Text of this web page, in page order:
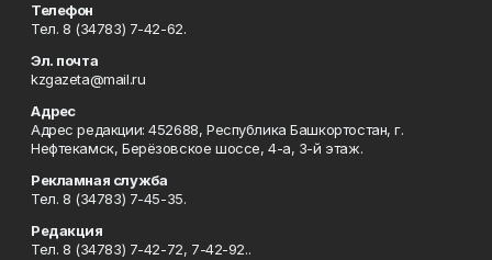
Телефон
Тел. 8 (34783) 7-42-62.
Эл. почта
kzgazeta@mail.ru
Адрес
Адрес редакции: 452688, Республика Башкортостан, г.
Нефтекамск, Берёзовское шоссе, 4-а, 3-й этаж.
Рекламная служба
Тел. 8 (34783) 7-45-35.
Редакция
Тел. 8 (34783) 7-42-72, 7-42-92..